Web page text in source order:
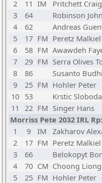
2
11 IM Pritchett
3
64 Robinson
4
62 Andreas
5
17 FM Peretz Malkiel
6
58 FM Awawdeh
7
29 FM Serra Olives
8
86 Susanto Budhi
9
25 FM Hohler Peter
10 53 Krstic
11
22 FM Singer Hans
Morriss Pete 2032 IRL
1
9 IM Zakharov
2
17 FM Peretz Malkiel
3
66 Belokopyt
4
70 CM Choong
5
25 FM Hohler Peter